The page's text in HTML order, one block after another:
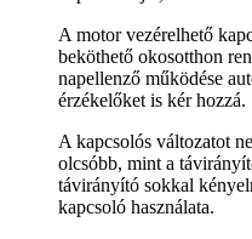
A motor vezérelhető
beköthető okosotthon
napellenző működése
érzékelőket is kér hozzá.
A kapcsolós változatot
olcsóbb, mint a
távirányító sokkal
kapcsoló használata.